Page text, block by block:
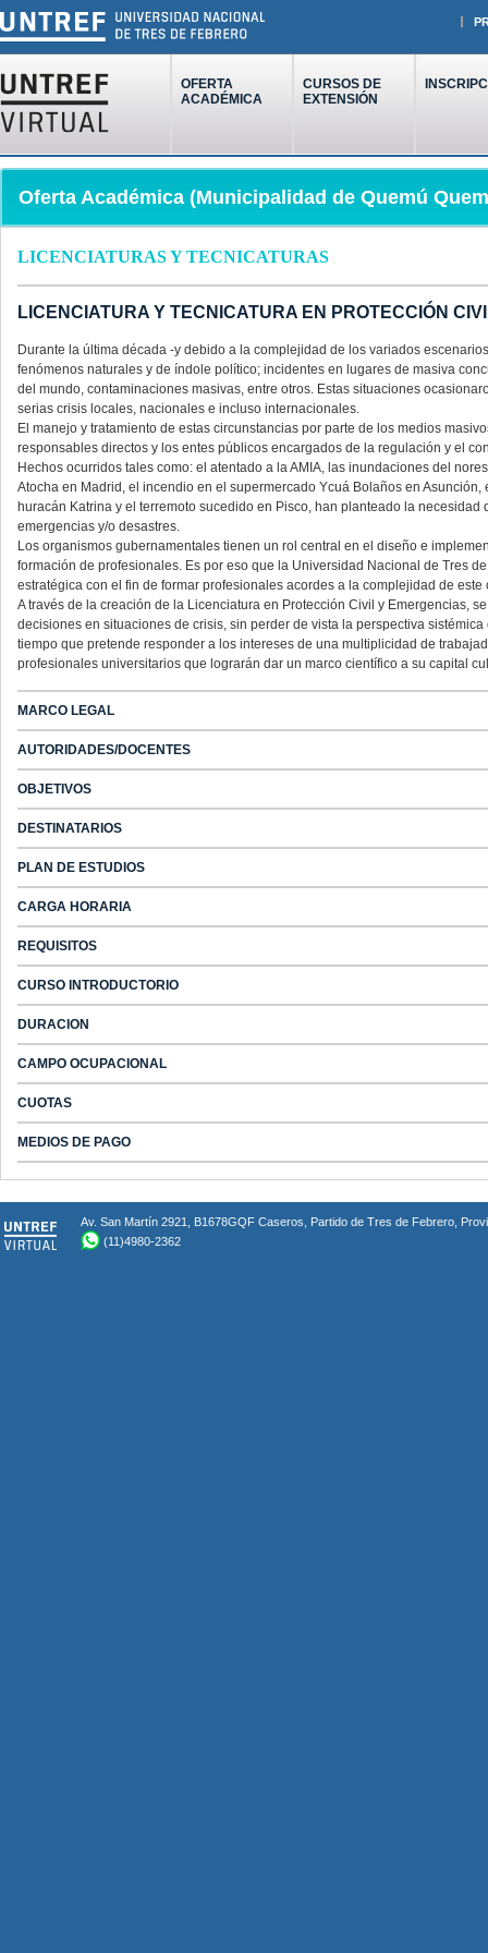
OFERTA
ACADÉMICA
CURSOS DE
EXTENSIÓN
Oferta Académica (Municipalidad de Quemú
LICENCIATURAS Y TECNICATURAS
LICENCIATURA Y TECNICATURA EN PROTECCIÓN
Durante la última década -y debido a la complejidad de los variados
fenómenos naturales y de índole político; incidentes en lugares de masiva
del mundo, contaminaciones masivas, entre otros. Estas situaciones
serias crisis locales, nacionales e incluso internacionales.
El manejo y tratamiento de estas circunstancias por parte de los medios
responsables directos y los entes públicos encargados de la regulación y el
Hechos ocurridos tales como: el atentado a la AMIA, las inundaciones del
Atocha en Madrid, el incendio en el supermercado Ycuá Bolaños en
huracán Katrina y el terremoto sucedido en Pisco, han planteado la
emergencias y/o desastres.
Los organismos gubernamentales tienen un rol central en el diseño e
formación de profesionales. Es por eso que la Universidad Nacional de Tres
estratégica con el fin de formar profesionales acordes a la complejidad de
A través de la creación de la Licenciatura en Protección Civil y Emergencias,
decisiones en situaciones de crisis, sin perder de vista la perspectiva
tiempo que pretende responder a los intereses de una multiplicidad de
profesionales universitarios que lograrán dar un marco científico a su capital
MARCO LEGAL
AUTORIDADES/DOCENTES
OBJETIVOS
DESTINATARIOS
PLAN DE ESTUDIOS
CARGA HORARIA
REQUISITOS
CURSO INTRODUCTORIO
DURACION
CAMPO OCUPACIONAL
CUOTAS
MEDIOS DE PAGO
Av. San Martín 2921, B1678GQF Caseros, Partido de Tres de Febrero,
(11)4980-2362